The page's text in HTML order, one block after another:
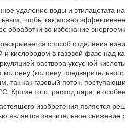
удаление воды и этилацетата
чтобы как можно
обработки во избежание
способ отделения
и кислородом в газовой фазе
раствора уксусной
колонну (колонну
так как газовый поток,
Кроме того, расход пара, в
изобретения является
является значительное снижение